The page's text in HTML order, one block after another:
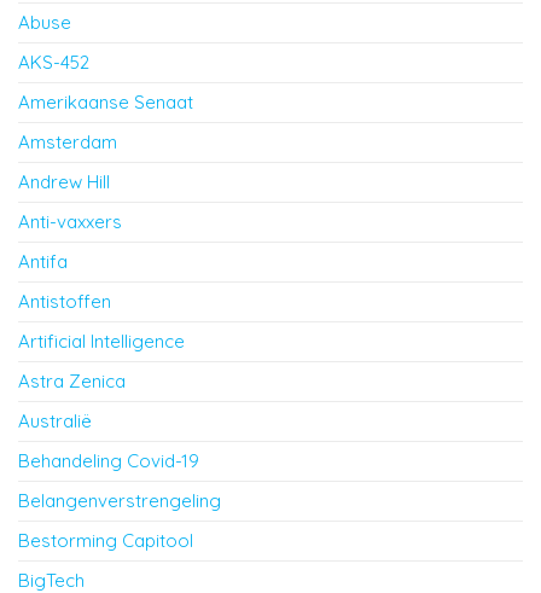
Abuse
AKS-452
Amerikaanse Senaat
Amsterdam
Andrew Hill
Anti-vaxxers
Antifa
Antistoffen
Artificial Intelligence
Astra Zenica
Australië
Behandeling Covid-19
Belangenverstrengeling
Bestorming Capitool
BigTech